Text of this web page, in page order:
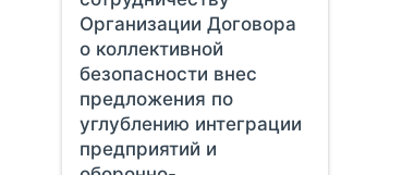
Организации Договора
о коллективной
безопасности внес
предложения по
углублению интеграции
предприятий и